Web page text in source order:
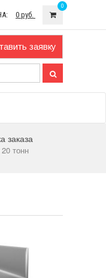
0 руб.
0
заявку
заказа
тонн